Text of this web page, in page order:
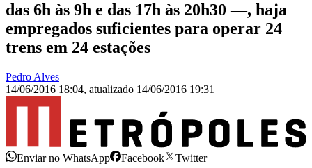
das 6h às 9h e das 17h às 20h30 —, haja
empregados suficientes para operar 24
trens em 24 estações
Pedro Alves
14/06/2016 18:04, atualizado 14/06/2016 19:31
Enviar no WhatsApp Facebook
Twitter